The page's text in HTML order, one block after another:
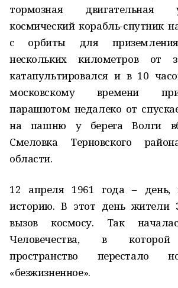
тормозная двигательная
космический корабль-спутник
с орбиты для
нескольких километров от
катапультировался и в 10
московскому времени
парашютом недалеко от
на пашню у берега Волги
Смеловка Терновского
области.
12 апреля 1961 года – день,
историю. В этот день жители
вызов космосу. Так
Человечества, в которой
пространство перестало
«безжизненное».